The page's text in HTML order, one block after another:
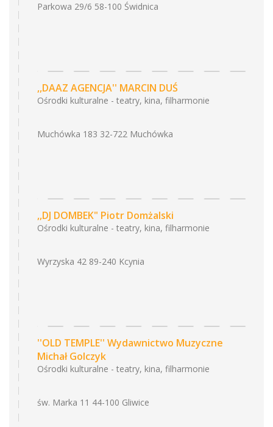
Parkowa 29/6 58-100 Świdnica
,,DAAZ AGENCJA'' MARCIN DUŚ
Ośrodki kulturalne - teatry, kina, filharmonie
Muchówka 183 32-722 Muchówka
,,DJ DOMBEK" Piotr Domżalski
Ośrodki kulturalne - teatry, kina, filharmonie
Wyrzyska 42 89-240 Kcynia
''OLD TEMPLE'' Wydawnictwo Muzyczne
Michał Golczyk
Ośrodki kulturalne - teatry, kina, filharmonie
św. Marka 11 44-100 Gliwice